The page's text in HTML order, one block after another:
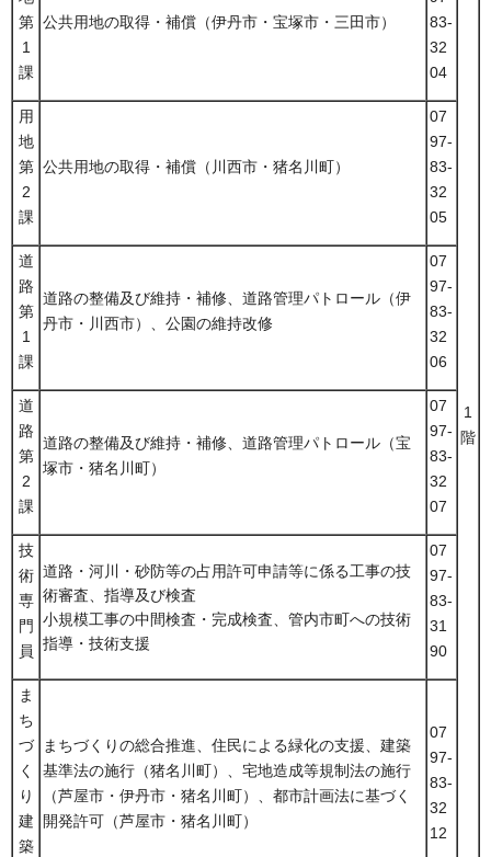
1
階
第
1
課
公共用地の取得・補償（伊丹市・宝塚市・三田市）
83-
32
04
用
地
第
2
課
公共用地の取得・補償（川西市・猪名川町）
07
97-
83-
32
05
道
路
第
1
課
道路の整備及び維持・補修、道路管理パトロール（伊
丹市・川西市）、公園の維持改修
07
97-
83-
32
06
道
路
第
2
課
道路の整備及び維持・補修、道路管理パトロール（宝
塚市・猪名川町）
07
97-
83-
32
07
技
術
専
門
員
道路・河川・砂防等の占用許可申請等に係る工事の技
術審査、指導及び検査
小規模工事の中間検査・完成検査、管内市町への技術
指導・技術支援
07
97-
83-
31
90
ま
ち
づ
く
り
建
築
まちづくりの総合推進、住民による緑化の支援、建築
基準法の施行（猪名川町）、宅地造成等規制法の施行
（芦屋市・伊丹市・猪名川町）、都市計画法に基づく
開発許可（芦屋市・猪名川町）
07
97-
83-
32
12